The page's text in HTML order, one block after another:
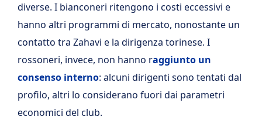
diverse. I bianconeri ritengono i costi eccessivi e
hanno altri programmi di mercato, nonostante un
contatto tra Zahavi e la dirigenza torinese. I
rossoneri, invece, non hanno raggiunto un
consenso interno: alcuni dirigenti sono tentati dal
profilo, altri lo considerano fuori dai parametri
economici del club.